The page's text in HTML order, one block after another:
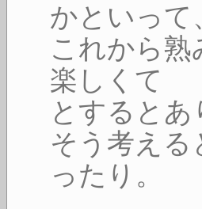
かといって
これから
楽しくて
とすると
そう考え
ったり。